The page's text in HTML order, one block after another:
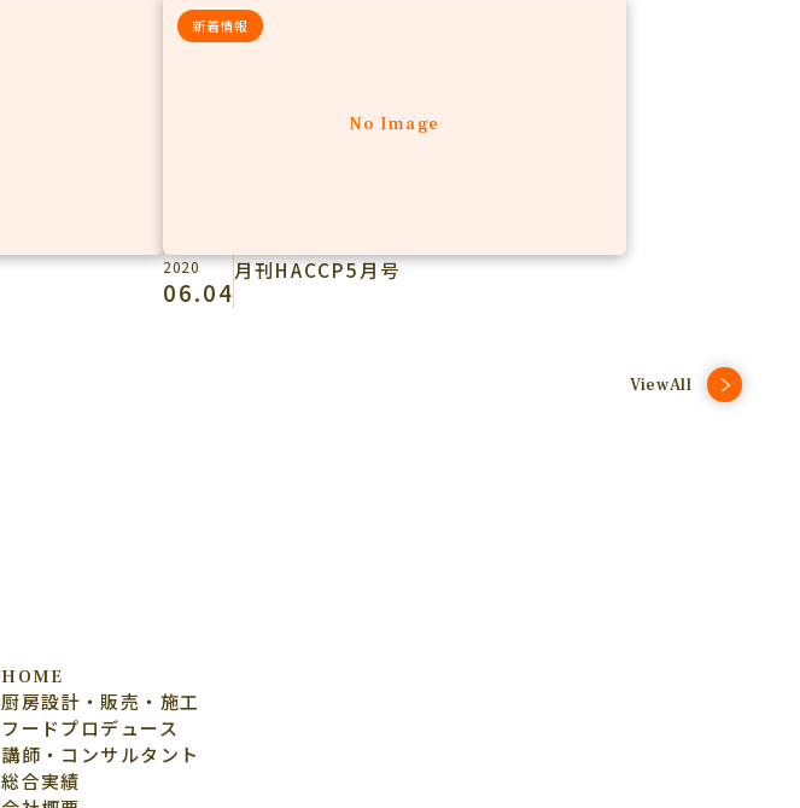
No Image
新着情報
2020
06.04
月刊HACCP5月号
ViewAll
HOME
厨房設計・販売・施工
フードプロデュース
講師・コンサルタント
総合実績